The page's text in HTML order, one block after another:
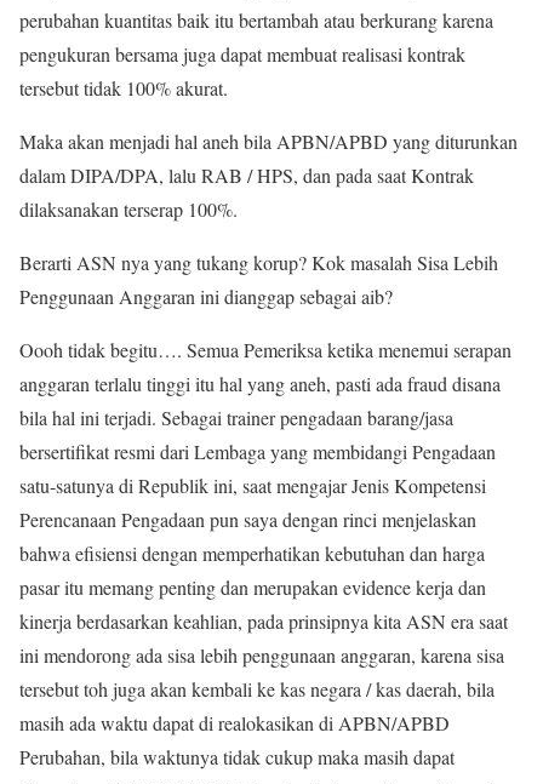
perubahan kuantitas baik itu bertambah atau berkurang karena
pengukuran bersama juga dapat membuat realisasi kontrak
tersebut tidak 100% akurat.
Maka akan menjadi hal aneh bila APBN/APBD yang diturunkan
dalam DIPA/DPA, lalu RAB / HPS, dan pada saat Kontrak
dilaksanakan terserap 100%.
Berarti ASN nya yang tukang korup? Kok masalah Sisa Lebih
Penggunaan Anggaran ini dianggap sebagai aib?
Oooh tidak begitu…. Semua Pemeriksa ketika menemui serapan
anggaran terlalu tinggi itu hal yang aneh, pasti ada fraud disana
bila hal ini terjadi. Sebagai trainer pengadaan barang/jasa
bersertifikat resmi dari Lembaga yang membidangi Pengadaan
satu-satunya di Republik ini, saat mengajar Jenis Kompetensi
Perencanaan Pengadaan pun saya dengan rinci menjelaskan
bahwa efisiensi dengan memperhatikan kebutuhan dan harga
pasar itu memang penting dan merupakan evidence kerja dan
kinerja berdasarkan keahlian, pada prinsipnya kita ASN era saat
ini mendorong ada sisa lebih penggunaan anggaran, karena sisa
tersebut toh juga akan kembali ke kas negara / kas daerah, bila
masih ada waktu dapat di realokasikan di APBN/APBD
Perubahan, bila waktunya tidak cukup maka masih dapat